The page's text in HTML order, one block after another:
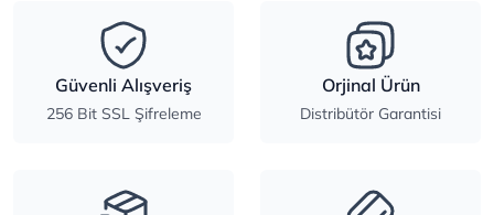
Güvenli Alışveriş
256 Bit SSL Şifreleme
Orjinal Ürün
Distribütör Garantisi